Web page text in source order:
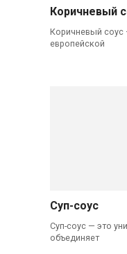
Коричневый
Коричневый соус
европейской
Суп-соус
Суп-соус — это
объединяет